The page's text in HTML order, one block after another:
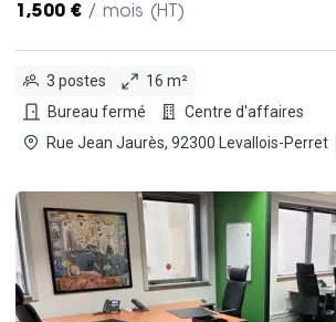
1,500 € / mois (HT)
3 postes
16 m²
Bureau fermé
Centre d'affaires
Rue Jean Jaurès, 92300 Levallois-Perret